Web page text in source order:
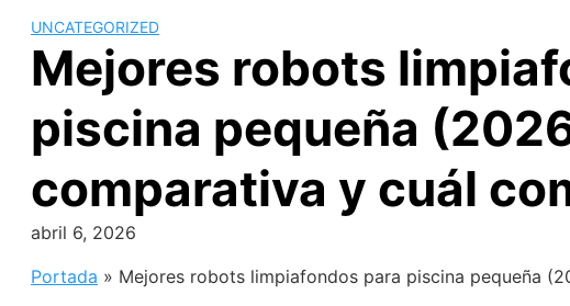
UNCATEGORIZED
Mejores robots
piscina pequeña
comparativa y cuál
abril 6, 2026
Portada » Mejores robots limpiafondos para piscina pequeña